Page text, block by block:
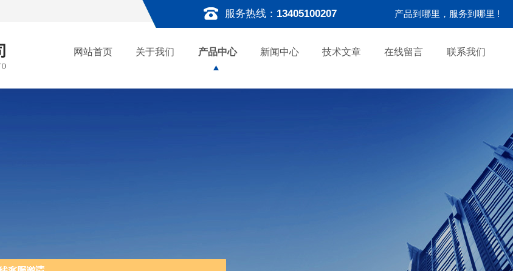
服务热线： 13405100207 产品到哪里，服务到哪里 !
网站首页 关于我们 产品中心 新闻中心 技术文章 在线留言 联系我们